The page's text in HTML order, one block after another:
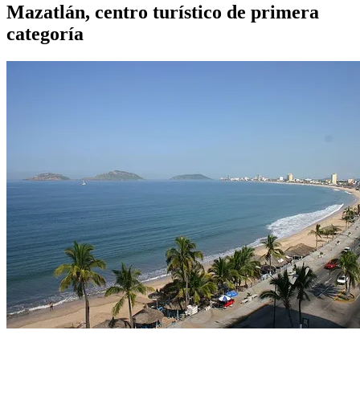
Mazatlán, centro turístico de primera
categoría